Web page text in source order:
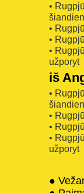
•
šiandien
•
•
•
užporyt
iš
•
šiandien
•
•
•
užporyt
●